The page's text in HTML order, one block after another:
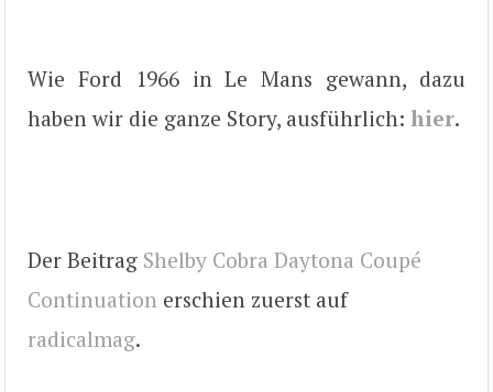
Wie Ford 1966 in Le Mans gewann, dazu
haben wir die ganze Story, ausführlich: hier.
Der Beitrag Shelby Cobra Daytona Coupé
Continuation erschien zuerst auf
radicalmag.